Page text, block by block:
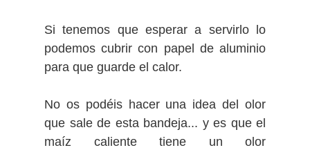
Si tenemos que esperar a servirlo lo
podemos cubrir con papel de aluminio
para que guarde el calor.
No os podéis hacer una idea del olor
que sale de esta bandeja... y es que el
maíz caliente tiene un olor